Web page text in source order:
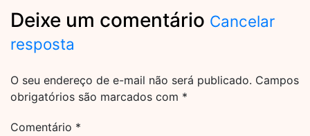
Deixe um comentário Cancelar
resposta
O seu endereço de e-mail não será publicado. Campos
obrigatórios são marcados com *
Comentário *